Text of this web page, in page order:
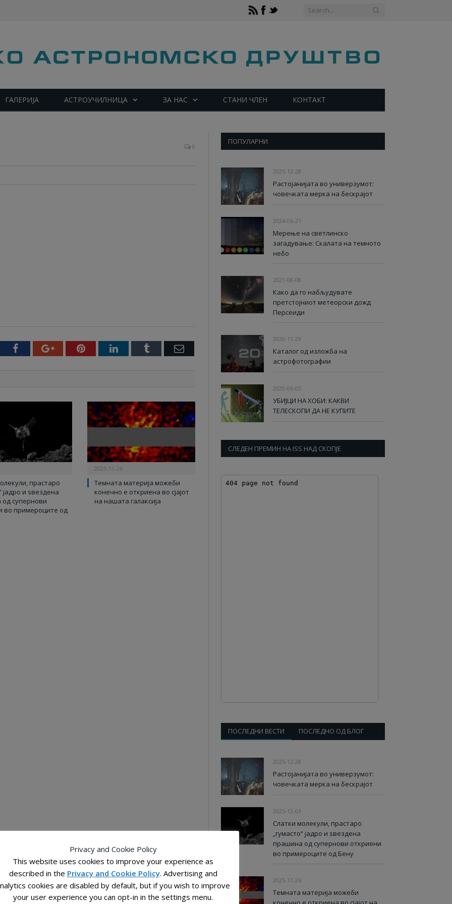
ГАЛЕРИЈА АСТРОУЧИЛНИЦА ЗА НАС СТАНИ ЧЛЕН
КОНТАКТ
0
FacebookGoogle+Pinterest
LinkedInTumblrEmail
прастаро
јадро и ѕвездена
супернови
во примероците од
2025-11-26
Темната материја можеби
конечно е откриена во сјајот
на нашата галаксија
ПОПУЛАРНИ
2025-12-28
Растојанијата во универзумот:
човечката мерка на бескрајот
2024-06-21
Мерење на светлинско
загадување: Скалата на темното
небо
2021-08-08
Како да го набљудувате
претстојниот метеорски дожд
Персеиди
2020-11-29
Каталог од изложба на
астрофотографии
2020-06-05
УБИЈЦИ НА ХОБИ: КАКВИ
ТЕЛЕСКОПИ ДА НЕ КУПИТЕ
СЛЕДЕН ПРЕМИН НА ISS НАД СКОПЈЕ
ПОСЛЕДНИ ВЕСТИ ПОСЛЕДНО ОД БЛОГ
2025-12-28
Растојанијата во универзумот:
човечката мерка на бескрајот
2025-12-03
Слатки молекули, прастаро
„гумасто“ јадро и ѕвездена
прашина од супернови откриени
во примероците од Бену
2025-11-26
Темната материја можеби
Privacy and Cookie Policy
This website uses cookies to improve your experience as
described in the Privacy and Cookie Policy. Advertising and
cookies are disabled by default, but if you wish to improve
your user experience you can opt-in in the settings menu.